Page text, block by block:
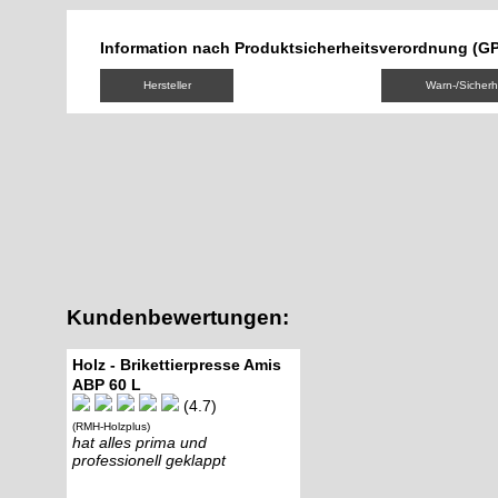
Information nach Produktsicherheitsverordnung
Hersteller Warn-/
Kundenbewertungen:
Holz - Brikettierpresse Amis
ABP 60 L
(4.7)
(RMH-Holzplus)
hat alles prima und
professionell geklappt